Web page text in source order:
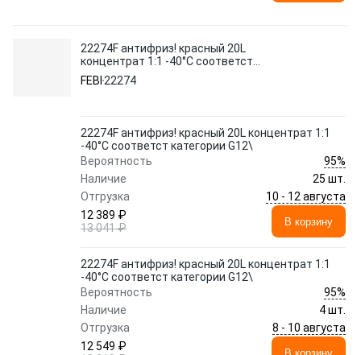
22274F антифриз! красный 20L
концентрат 1:1 -40°C соответст
категории G12\
FEBI 22274
22274F антифриз! красный 20L концентрат 1:1
-40°C соответст категории G12\
Вероятность
95%
Наличие
25 шт.
Отгрузка
10 - 12 августа
12 389 ₽
13 041 ₽
В корзину
22274F антифриз! красный 20L концентрат 1:1
-40°C соответст категории G12\
Вероятность
95%
Наличие
4 шт.
Отгрузка
8 - 10 августа
12 549 ₽
В корзину